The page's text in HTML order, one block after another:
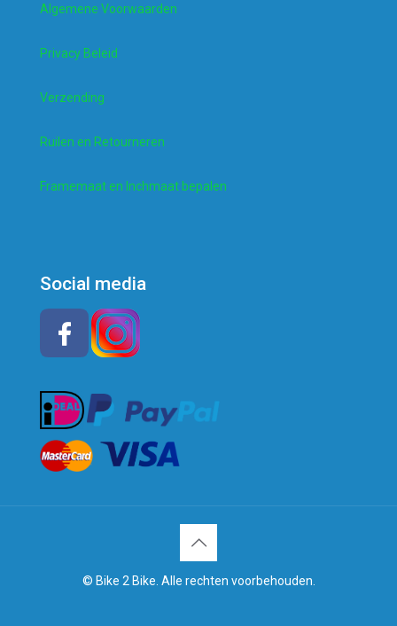
Algemene Voorwaarden
Privacy Beleid
Verzending
Ruilen en Retourneren
Framemaat en Inchmaat bepalen
Social media
© Bike 2 Bike. Alle rechten voorbehouden.